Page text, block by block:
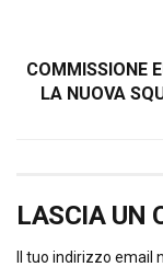
COMMISSIONE
LA NUOVA
LASCIA UN
Il tuo indirizzo email